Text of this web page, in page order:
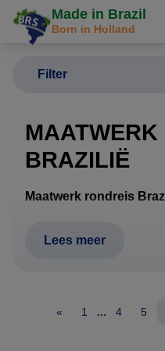
Made in Brazil
Born in Holland
Filter
MAATWERK
BRAZILIË
Maatwerk rondreis
Een rondreis door
natuur vragen om een
Lees meer
« 1 ... 4 5